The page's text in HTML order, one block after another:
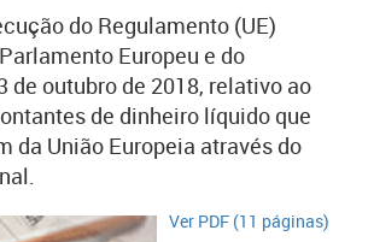
do Regulamento (UE)
Europeu e do
de outubro de 2018, relativo ao
de dinheiro líquido que
da União Europeia através do
​Ver PDF (11 páginas)